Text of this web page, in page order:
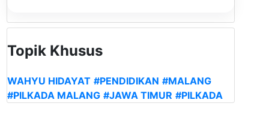
Topik Khusus
WAHYU HIDAYAT #PENDIDIKAN #MALANG
#PILKADA MALANG #JAWA TIMUR #PILKADA